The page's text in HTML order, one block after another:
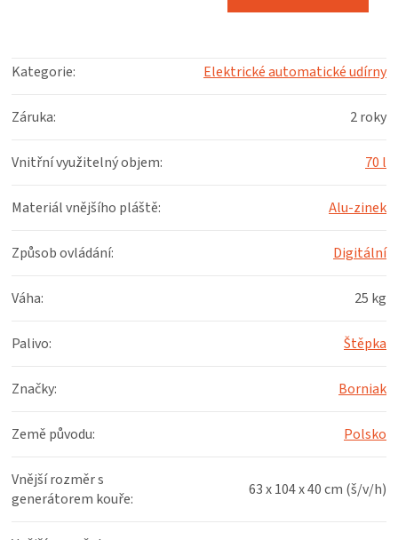
Kategorie: Elektrické automatické udírny
Záruka: 2 roky
Vnitřní využitelný objem: 70 l
Materiál vnějšího pláště: Alu-zinek
Způsob ovládání: Digitální
Váha: 25 kg
Palivo: Štěpka
Značky: Borniak
Země původu: Polsko
Vnější rozměr s
generátorem kouře: 63 x 104 x 40 cm (š/v/h)